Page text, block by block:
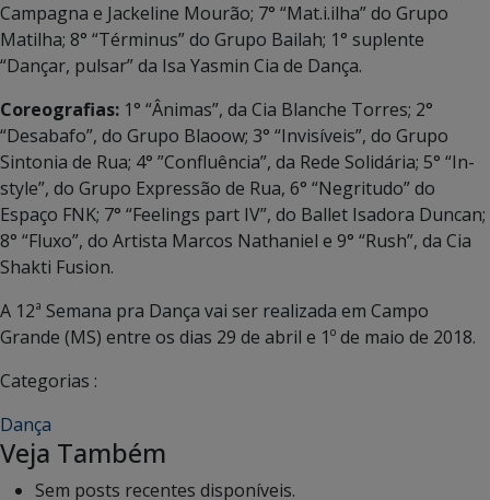
Campagna e Jackeline Mourão; 7° “Mat.i.ilha” do Grupo
Matilha; 8° “Términus” do Grupo Bailah; 1° suplente
“Dançar, pulsar” da Isa Yasmin Cia de Dança.
Coreografias: 1° “Ânimas”, da Cia Blanche Torres; 2°
“Desabafo”, do Grupo Blaoow; 3° “Invisíveis”, do Grupo
Sintonia de Rua; 4° ”Confluência”, da Rede Solidária; 5° “In-
style”, do Grupo Expressão de Rua, 6° “Negritudo” do
Espaço FNK; 7° “Feelings part IV”, do Ballet Isadora Duncan;
8° “Fluxo”, do Artista Marcos Nathaniel e 9° “Rush”, da Cia
Shakti Fusion.
A 12ª Semana pra Dança vai ser realizada em Campo
Grande (MS) entre os dias 29 de abril e 1º de maio de 2018.
Categorias :
Dança
Veja Também
Sem posts recentes disponíveis.